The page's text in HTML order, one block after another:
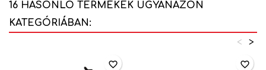
16 HASONLÓ TERMÉKEK UGYANAZON
KATEGÓRIÁBAN:
>
<
favorite_border favorite_border